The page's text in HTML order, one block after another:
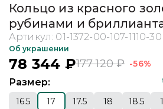
Кольцо из красного
рубинами и
Артикул: 01-1372-00-107-1110-30
Об украшении
78 344 ₽177 120₽ -56%
Размер:
16.5 17 17.5 18 18.5